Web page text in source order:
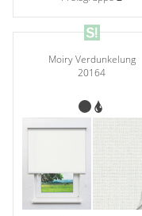
Moiry Verdunkelung
20164